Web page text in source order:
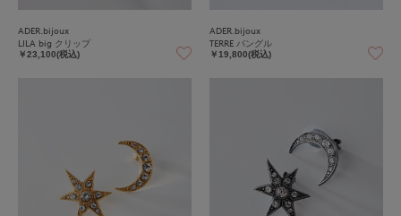
ADER.bijoux
LILA big クリップ
￥23,100(税込)
ADER.bijoux
TERRE バングル
￥19,800(税込)